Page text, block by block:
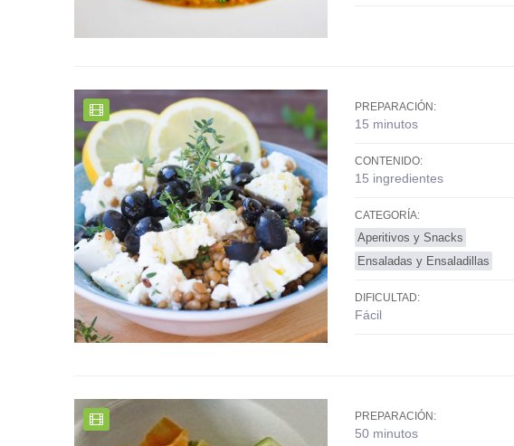
PREPARACIÓN:
15 minutos
CONTENIDO:
15 ingredientes
CATEGORÍA:
Aperitivos y Snacks
Ensaladas y Ensaladillas
DIFICULTAD:
Fácil
PREPARACIÓN:
50 minutos